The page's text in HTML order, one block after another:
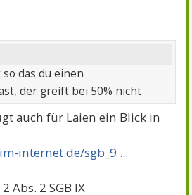
das du einen
der greift bei 50% nicht
auch für Laien ein Blick in
internet.de/sgb_9 ...
Abs. 2 SGB IX